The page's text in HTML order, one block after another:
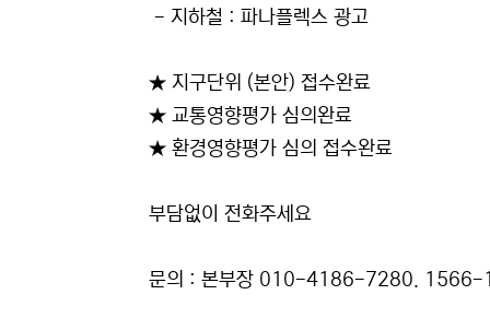
- 지하철 : 파나플렉스 광고
★ 지구단위 (본안) 접수완료
★ 교통영향평가 심의완료
★ 환경영향평가 심의 접수완료
부담없이 전화주세요
문의 : 본부장 010-4186-7280. 1566-